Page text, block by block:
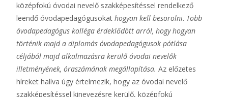
középfokú óvodai nevelő szakképesítéssel rendelkező
leendő óvodapedagógusokat hogyan kell besorolni. Több
óvodapedagógus kolléga érdeklődött arról, hogy hogyan
történik majd a diplomás óvodapedagógusok pótlása
céljából majd alkalmazásra kerülő óvodai nevelők
illetményének, óraszámának megállapítása. Az előzetes
híreket hallva úgy értelmezik, hogy az óvodai nevelő
szakképesítéssel kinevezésre kerülő, középfokú